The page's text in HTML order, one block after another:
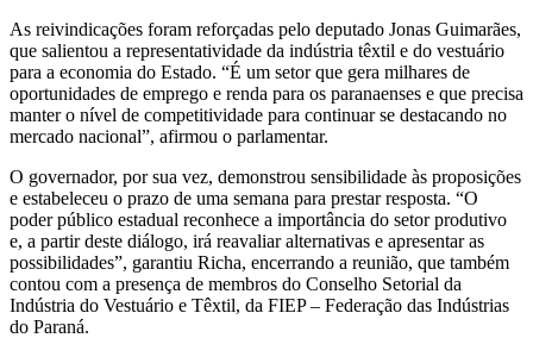
As reivindicações foram reforçadas pelo deputado Jonas Guimarães,
que salientou a representatividade da indústria têxtil e do vestuário
para a economia do Estado. “É um setor que gera milhares de
oportunidades de emprego e renda para os paranaenses e que precisa
manter o nível de competitividade para continuar se destacando no
mercado nacional”, afirmou o parlamentar.
O governador, por sua vez, demonstrou sensibilidade às proposições
e estabeleceu o prazo de uma semana para prestar resposta. “O
poder público estadual reconhece a importância do setor produtivo
e, a partir deste diálogo, irá reavaliar alternativas e apresentar as
possibilidades”, garantiu Richa, encerrando a reunião, que também
contou com a presença de membros do Conselho Setorial da
Indústria do Vestuário e Têxtil, da FIEP – Federação das Indústrias
do Paraná.